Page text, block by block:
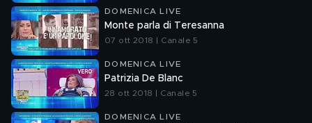
DOMENICA LIVE
Monte parla di Teresanna
07 ott 2018 | Canale 5
DOMENICA LIVE
Patrizia De Blanc
28 ott 2018 | Canale 5
DOMENICA LIVE